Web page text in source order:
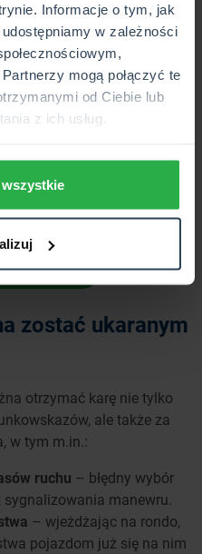
Informacje o tym, jak
w zależności
mogą połączyć te
od Ciebie lub
z ich usług.
niesygnalizowanie zmiany
od sytuacji za
ruchu przez błędne
. Podstawą dla opisanych
kierunkowskazów jest zaś
.
OC/AC
zostać ukaranym
otrzymać karę nie tylko
ale także za
w tym m.in.:
ruchu – błędny wybór
manewru.
– wjeżdżając na rondo,
pojazdom już się na nim